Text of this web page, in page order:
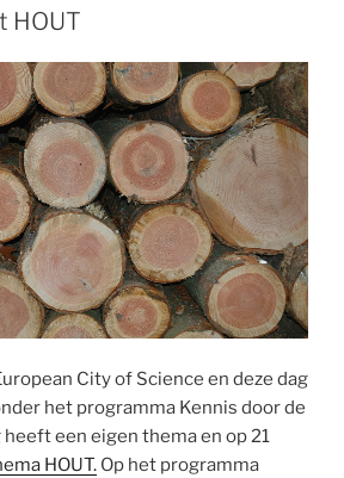
HOUT
City of Science en deze dag
het programma Kennis door de
een eigen thema en op 21
HOUT. Op het programma